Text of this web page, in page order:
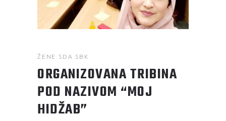
ŽENE SDA SBK
ORGANIZOVANA TRIBINA
POD NAZIVOM “MOJ
HIDŽAB”